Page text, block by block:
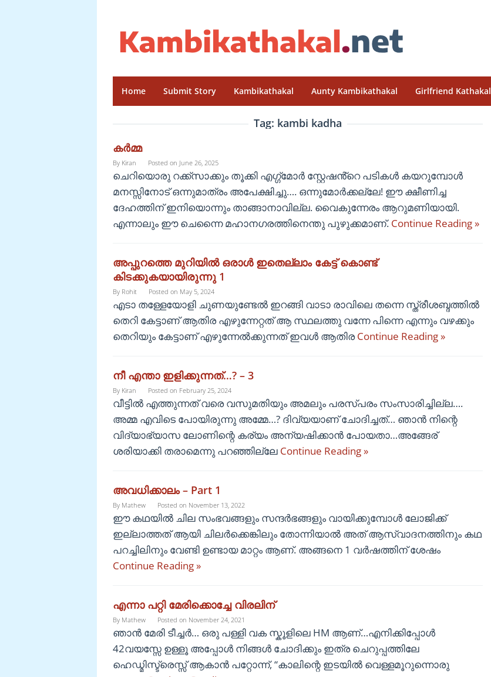
content
Home Submit Story Kambikathakal Aunty Kambikathakal Girlfriend Kathakal
Tag: kambi kadha
കർമ്മ
By Kiran Posted on June 26, 2025
ചെറിയൊരു റക്ക്സാക്കും തൂക്കി എഗ്ഗ്മോർ സ്റ്റേഷൻ്റെ പടികൾ കയറുമ്പോൾ
മനസ്സിനോട് ഒന്നുമാത്രം അപേക്ഷിച്ചു…. ഒന്നുമോർക്കല്ലേ! ഈ ക്ഷീണിച്ച
ദേഹത്തിന് ഇനിയൊന്നും താങ്ങാനാവില്ല. വൈകുന്നേരം ആറുമണിയായി.
എന്നാലും ഈ ചെന്നൈ മഹാനഗരത്തിനെന്തു പുഴുക്കമാണ്. Continue Reading »
അപ്പുറത്തെ മുറിയിൽ ഒരാൾ ഇതെല്ലാം കേട്ട് കൊണ്ട്
കിടക്കുകയായിരുന്നു 1
By Rohit Posted on May 5, 2024
എടാ തള്ളേയോളി ചുണയുണ്ടേൽ ഇറങ്ങി വാടാ രാവിലെ തന്നെ സ്ത്രീശബ്ദത്തിൽ
തെറി കേട്ടാണ് ആതിര എഴുന്നേറ്റത് ആ സ്ഥലത്തു വന്നേ പിന്നെ എന്നും വഴക്കും
തെറിയും കേട്ടാണ് എഴുന്നേൽക്കുന്നത് ഇവൾ ആതിരContinue Reading »
നീ എന്താ ഇളിക്കുന്നത്…? – 3
By Kiran Posted on February 25, 2024
വീട്ടിൽ എത്തുന്നത് വരെ വസുമതിയും അമലും പരസ്പരം സംസാരിച്ചില്ല….
അമ്മ എവിടെ പോയിരുന്നു അമ്മേ…? ദിവ്യയാണ് ചോദിച്ചത്… ഞാൻ നിന്റെ
വിദ്യാഭ്യാസ ലോണിന്റെ കര്യം അന്യഷിക്കാൻ പോയതാ…അങ്ങേര്
ശരിയാക്കി തരാമെന്നു പറഞ്ഞില്ലേ Continue Reading »
അവധിക്കാലം – Part 1
By Mathew Posted on November 13, 2022
ഈ കഥയിൽ ചില സംഭവങ്ങളും സന്ദർഭങ്ങളും വായിക്കുമ്പോൾ ലോജിക്ക്
ഇല്ലാത്തത് ആയി ചിലർക്കെങ്കിലും തോന്നിയാൽ അത് ആസ്വാദനത്തിനും കഥ
പറച്ചിലിനും വേണ്ടി ഉണ്ടായ മാറ്റം ആണ്. അങ്ങനെ 1 വർഷത്തിന് ശേഷം
Continue Reading »
എന്നാ പറ്റി മേരിക്കൊച്ചേ വിരലിന്
By Mathew Posted on November 24, 2021
ഞാൻ മേരി ടീച്ചർ… ഒരു പള്ളി വക സ്കൂളിലെ HM ആണ്…എനിക്കിപ്പോൾ
42വയസ്സേ ഉള്ളൂ അപ്പോൾ നിങ്ങൾ ചോദിക്കും ഇത്ര ചെറുപ്പത്തിലേ
ഹെഡ്മിസ്ട്രെസ്സ് ആകാൻ പറ്റോന്ന്, “കാലിന്റെ ഇടയിൽ വെള്ളമൂറുന്നൊരു